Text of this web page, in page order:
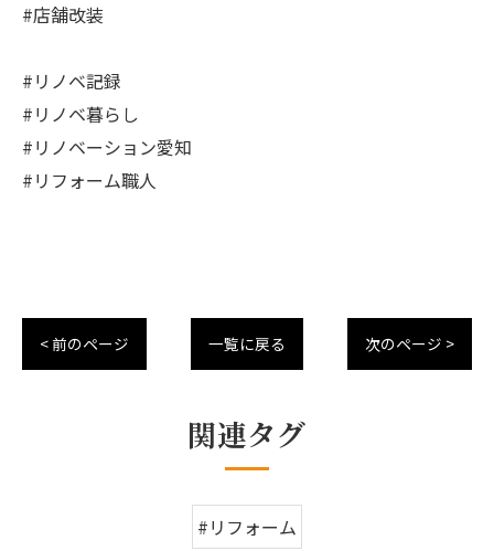
#店舗改装
#リノベ記録
#リノベ暮らし
#リノベーション愛知
#リフォーム職人
< 前のページ 一覧に戻る 次のページ >
関連タグ
#リフォーム